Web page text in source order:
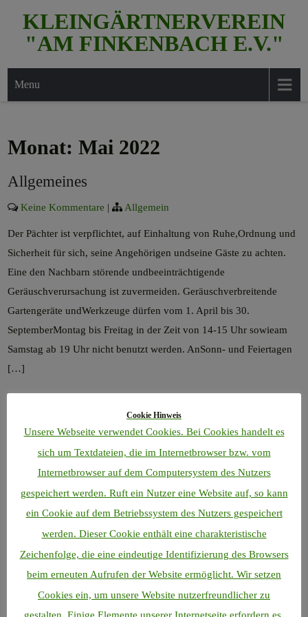
KLEINGÄRTNERVEREIN
"AM FINKENBACH E.V."
Menu
Monat:Mai 2022
Allgemeines
Keine Kommentare | Allgemein
Der Pächter ist verpflichtet, auf Einhaltung von Ruhe,Ordnung und
Sicherheit für sich, seine Angehörigen undseine Gäste zu achten.
Eine den Nachbarn störende undbeeinträchtigende
Geräuschverursachung ist zuvermeiden. Geräuschverbreitende
Gartengeräte undWerkzeuge dürfen vom 1. April bis 30.
SeptemberMontag bis Freitag in der Zeit von 14-15 Uhr sowieam
Samstag ab 19 Uhr nicht benutzt werden. AnSonn- und Feiertagen
[…]
Seiten
Datenschutzerklärung
Downloads
Freie Gärten
Cookie Hinweis
Unsere Webseite verwendet Cookies. Bei Cookies handelt es
sich um Textdateien, die im Internetbrowser bzw. vom
Internetbrowser auf dem Computersystem des Nutzers
gespeichert werden. Ruft ein Nutzer eine Website auf, so kann
ein Cookie auf dem Betriebssystem des Nutzers gespeichert
werden. Dieser Cookie enthält eine charakteristische
Zeichenfolge, die eine eindeutige Identifizierung des Browsers
beim erneuten Aufrufen der Website ermöglicht. Wir setzen
Cookies ein, um unsere Website nutzerfreundlicher zu
gestalten. Einige Elemente unserer Internetseite erfordern es,